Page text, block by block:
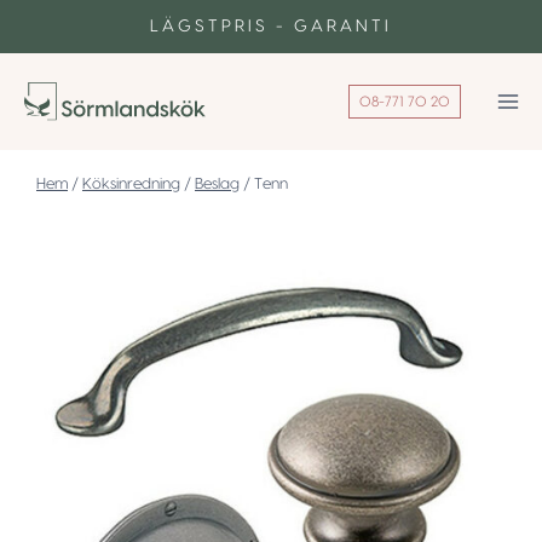
LÄGSTPRIS - GARANTI
08-771 70 20
/ Köksinredning / Beslag / Tenn